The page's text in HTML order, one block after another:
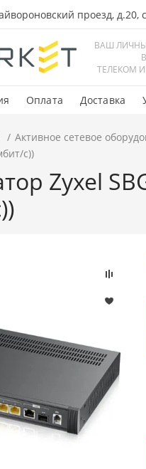
проезд, д.20,
ВАШ
В
ТЕЛЕКОМ
Оплата Доставка
Активное сетевое
с))
Zyxel